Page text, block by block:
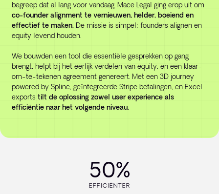
begreep dat al lang voor vandaag. Mace Legal ging erop uit om
co-founder alignment te vernieuwen, helder, boeiend en
effectief te maken. De missie is simpel: founders alignen en
equity levend houden.
We bouwden een tool die essentiële gesprekken op gang
brengt, helpt bij het eerlijk verdelen van equity, en een klaar-
om-te-tekenen agreement genereert. Met een 3D journey
powered by Spline, geïntegreerde Stripe betalingen, en Excel
exports tilt de oplossing zowel user experience als
efficiëntie naar het volgende niveau.
50%
EFFICIËNTER